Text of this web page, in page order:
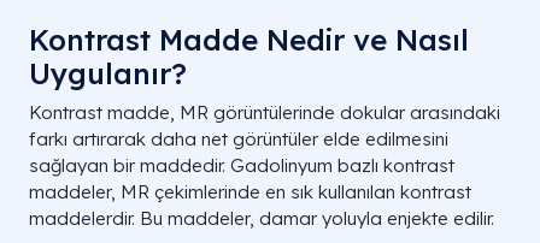
Kontrast Madde Nedir ve Nasıl
Uygulanır?
Kontrast madde, MR görüntülerinde dokular arasındaki
farkı artırarak daha net görüntüler elde edilmesini
sağlayan bir maddedir. Gadolinyum bazlı kontrast
maddeler, MR çekimlerinde en sık kullanılan kontrast
maddelerdir. Bu maddeler, damar yoluyla enjekte edilir.